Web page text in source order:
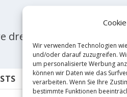
Wir verwenden Technologien
und/oder darauf zuzugreifen.
um personalisierte Werbung
können wir Daten wie das
verarbeiten. Wenn Sie Ihre
bestimmte Funktionen
dreaming